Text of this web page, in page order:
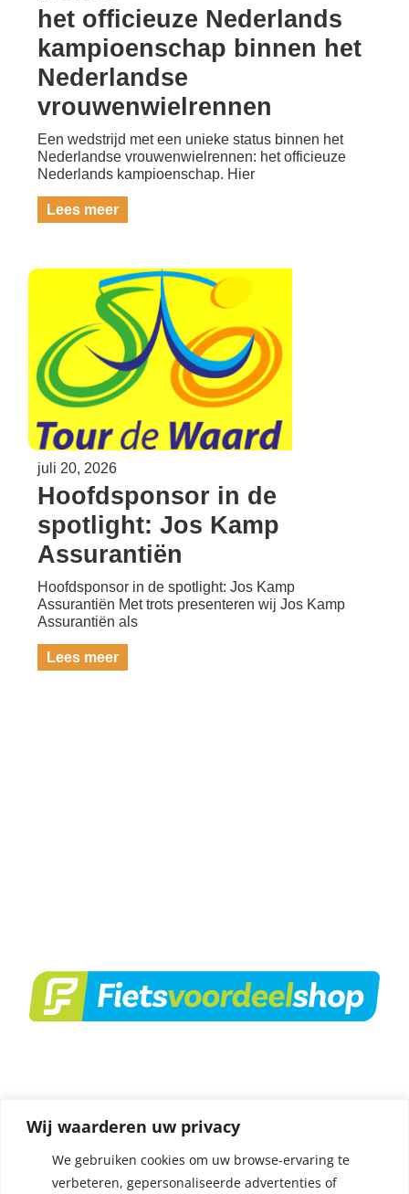
Wij waarderen uw privacy
We gebruiken cookies om uw browse-ervaring te
verbeteren, gepersonaliseerde advertenties of
het officieuze Nederlands
kampioenschap binnen het
Nederlandse
vrouwenwielrennen
Een wedstrijd met een unieke status binnen het
Nederlandse vrouwenwielrennen: het officieuze
Nederlands kampioenschap. Hier
Lees meer
juli 20, 2026
Hoofdsponsor in de
spotlight: Jos Kamp
Assurantiën
Hoofdsponsor in de spotlight: Jos Kamp
Assurantiën Met trots presenteren wij Jos Kamp
Assurantiën als
Lees meer